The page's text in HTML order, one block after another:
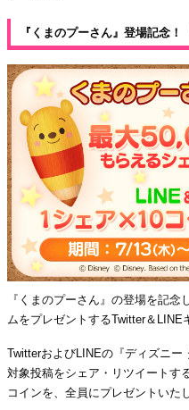
『くまのプーさん』登場記念
『くまのプーさん』の登場を記
ムをプレゼントするTwitter＆LINE
TwitterおよびLINEの『ディズニ
対象投稿をシェア・リツイートす
コインを、全員にプレゼントいた